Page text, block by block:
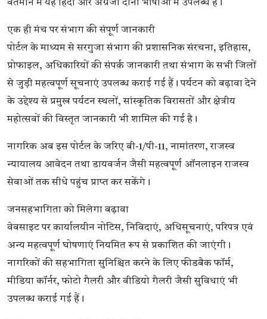
वर्तमान में यह हिंदी और अंग्रेजी दोनों भाषाओं में उपलब्ध है।
एक ही मंच पर संभाग की संपूर्ण जानकारी
पोर्टल के माध्यम से सरगुजा संभाग की प्रशासनिक संरचना, इतिहास,
प्रोफाइल, अधिकारियों की संपर्क जानकारी तथा संभाग के सभी जिलों
से जुड़ी महत्वपूर्ण सूचनाएं उपलब्ध कराई गई हैं। पर्यटन को बढ़ावा देने
के उद्देश्य से प्रमुख पर्यटन स्थलों, सांस्कृतिक विरासतों और क्षेत्रीय
महोत्सवों की विस्तृत जानकारी भी शामिल की गई है।
नागरिक अब इस पोर्टल के जरिए बी-1/पी-11, नामांतरण, राजस्व
न्यायालय आवेदन तथा डायवर्जन जैसी महत्वपूर्ण ऑनलाइन राजस्व
सेवाओं तक सीधे पहुंच प्राप्त कर सकेंगे।
जनसहभागिता को मिलेगा बढ़ावा
वेबसाइट पर कार्यालयीन नोटिस, निविदाएं, अधिसूचनाएं, परिपत्र एवं
अन्य महत्वपूर्ण घोषणाएं नियमित रूप से प्रकाशित की जाएंगी।
नागरिकों की सहभागिता सुनिश्चित करने के लिए फीडबैक फॉर्म,
मीडिया कॉर्नर, फोटो गैलरी और वीडियो गैलरी जैसी सुविधाएं भी
उपलब्ध कराई गई हैं।